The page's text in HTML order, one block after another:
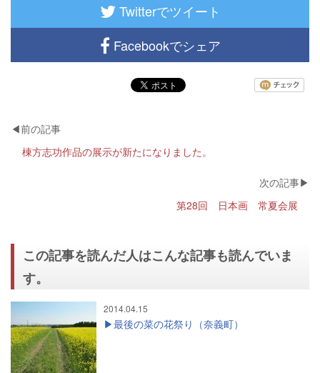
Twitterでツイート
Facebookでシェア
棟方志功作品の展示が新たになりました。
第28回 日本画 常夏会展
この記事を読んだ人はこんな記事も読んでいま
す。
2014.04.15
最後の菜の花祭り（奈義町）